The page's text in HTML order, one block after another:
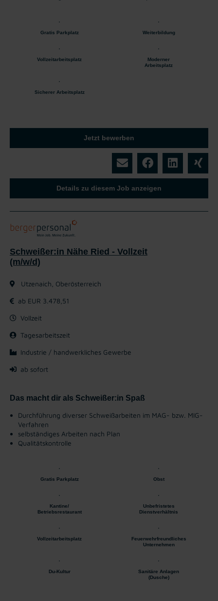
Gratis Parkplatz Weiterbildung
Vollzeitarbeitsplatz
Moderner
Arbeitsplatz
Sicherer Arbeitsplatz
Jetzt bewerben
Details zu diesem Job anzeigen
Schweißer:in Nähe Ried - Vollzeit
(m/w/d)
Utzenaich, Oberösterreich
ab EUR 3.478,51
Vollzeit
Tagesarbeitszeit
Industrie / handwerkliches Gewerbe
ab sofort
Das macht dir als Schweißer:in Spaß
Durchführung diverser Schweißarbeiten im MAG- bzw. MIG-
Verfahren
selbständiges Arbeiten nach Plan
Qualitätskontrolle
Gratis Parkplatz Obst
Kantine/
Betriebsrestaurant
Unbefristetes
Dienstverhältnis
Vollzeitarbeitsplatz
Feuerwehrfreundliches
Unternehmen
Du-Kultur
Sanitäre Anlagen
(Dusche)